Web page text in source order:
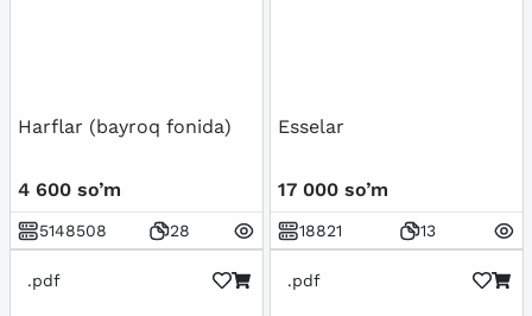
Harflar (bayroq fonida)
4 600 so’m
5148508 28
Esselar
17 000 so’m
18821 13
.pdf .pdf